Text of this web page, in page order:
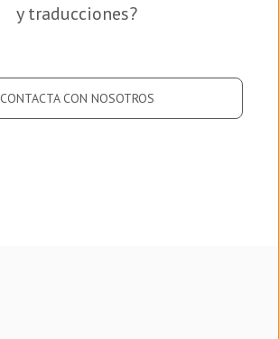
y traducciones?
CONTACTA CON NOSOTROS